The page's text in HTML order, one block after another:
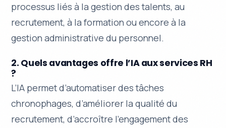
processus liés à la gestion des talents, au
recrutement, à la formation ou encore à la
gestion administrative du personnel.
2. Quels avantages offre l’IA aux services RH
?
L’IA permet d’automatiser des tâches
chronophages, d’améliorer la qualité du
recrutement, d’accroître l’engagement des